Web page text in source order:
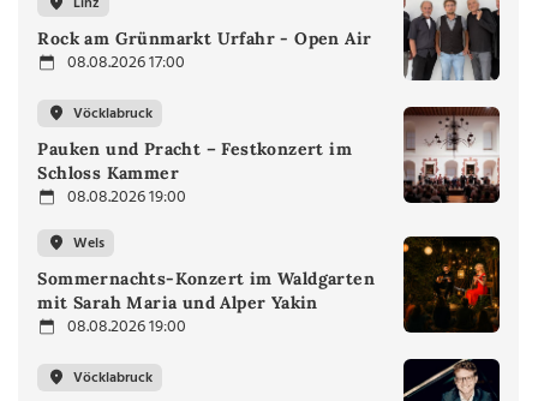
Rock am Grünmarkt Urfahr - Open Air
08.08.2026 17:00
Vöcklabruck
Pauken und Pracht – Festkonzert im
Schloss Kammer
08.08.2026 19:00
Wels
Sommernachts-Konzert im Waldgarten
mit Sarah Maria und Alper Yakin
08.08.2026 19:00
Vöcklabruck